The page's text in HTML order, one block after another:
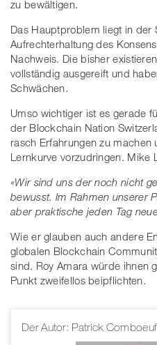
zu bewältigen.
Das Hauptproblem liegt in der
Aufrechterhaltung des
Nachweis. Die bisher
vollständig ausgereift und
Schwächen.
Umso wichtiger ist es gerade
der Blockchain Nation
rasch Erfahrungen zu
Lernkurve vorzudringen. Mike
«Wir sind uns der noch nicht
bewusst. Im Rahmen unserer
aber praktische jeden Tag
Wie er glauben auch andere
globalen Blockchain
sind. Roy Amara würde ihnen
Punkt zweifellos beipflichten.
Der Autor: Patrick Comboeuf